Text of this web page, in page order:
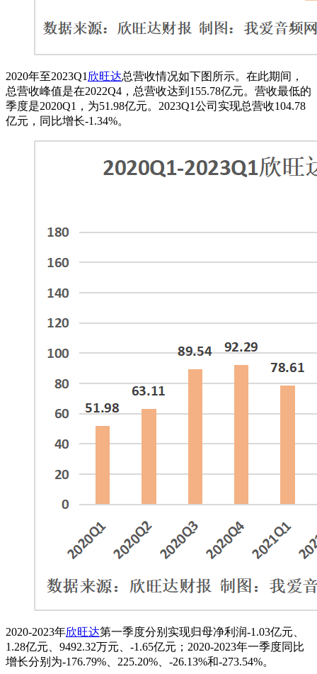
2020年至2023Q1 欣旺达总营收情况如下图所示。在此期间，
总营收峰值是在2022Q4，总营收达到155.78亿元。营收最低的
季度是2020Q1，为51.98亿元。2023Q1公司实现总营收104.78
亿元，同比增长-1.34%。
2020-2023年欣旺达第一季度分别实现归母净利润-1.03亿元、
1.28亿元、9492.32万元、-1.65亿元；2020-2023年一季度同比
增长分别为-176.79%、225.20%、-26.13%和-273.54%。